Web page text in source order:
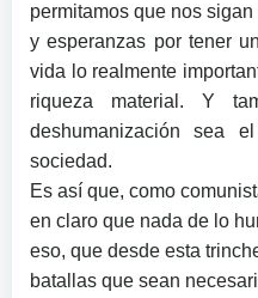
permitamos que nos
y esperanzas por tener
vida lo realmente
riqueza material. Y
deshumanización sea
sociedad.
Es así que, como
en claro que nada de lo
eso, que desde esta
batallas que sean